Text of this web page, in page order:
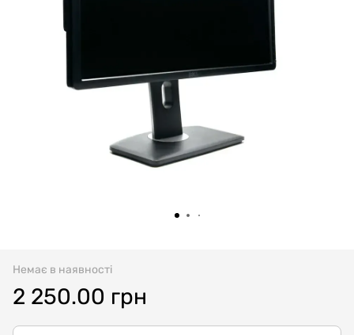
Немає в наявності
2 250.00 грн